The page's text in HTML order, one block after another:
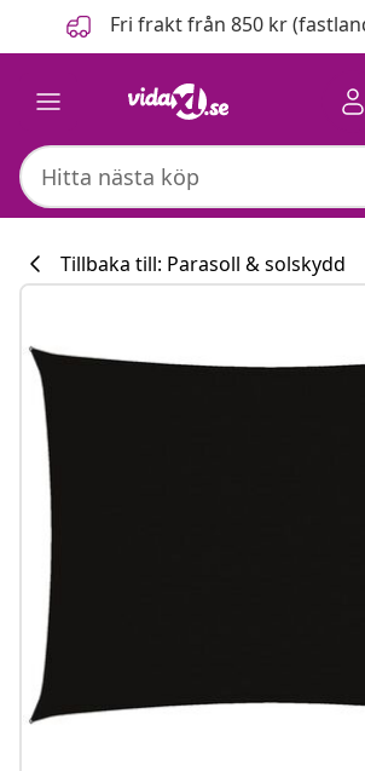
FöregåendeFri frakt från 850 kr
Tillbaka till: Parasoll & solskydd